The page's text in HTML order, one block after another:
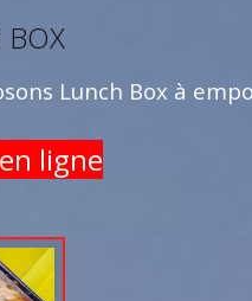
Lunch Box à
ligne